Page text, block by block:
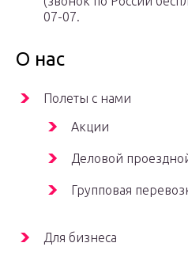
07-07.
О нас
Полеты с нами
Акции
Деловой
Групповая
Для бизнеса